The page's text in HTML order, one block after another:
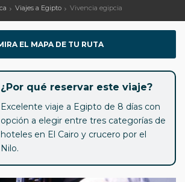
Viajes a Egipto Vivencia egipcia
EL MAPA DE TU RUTA
¿Por qué reservar este viaje?
Excelente viaje a Egipto de 8 días con
opción a elegir entre tres categorías de
hoteles en El Cairo y crucero por el
Nilo.